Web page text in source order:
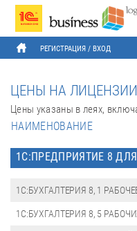
РЕГИСТРАЦИЯ / ВХОД
ЦЕНЫ НА
Цены указаны в леях,
НАИМЕНОВАНИЕ
1С:ПРЕДПРИЯТИЕ 8
1С:БУХГАЛТЕРИЯ 8, 1
1С:БУХГАЛТЕРИЯ 8, 5